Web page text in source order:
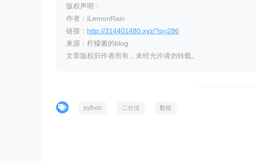
版权声明：
作者：iLemonRain
链接： http://314401480.xyz/?p=286
来源：柠檬酱的blog
文章版权归作者所有，未经允许请勿转载。
python 二分法 数组